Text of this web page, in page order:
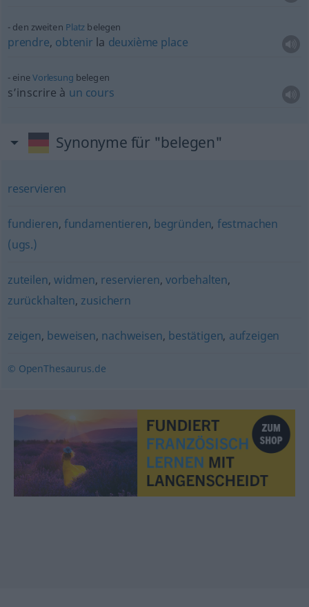
den zweiten Platz belegen
prendre, obtenir la deuxième place
eineVorlesung belegen
s’inscrire à un cours
Synonyme für "belegen"
reservieren
fundieren, fundamentieren, begründen, festmachen
(ugs.)
zuteilen, widmen, reservieren, vorbehalten,
zurückhalten, zusichern
zeigen, beweisen, nachweisen, bestätigen, aufzeigen
© OpenThesaurus.de